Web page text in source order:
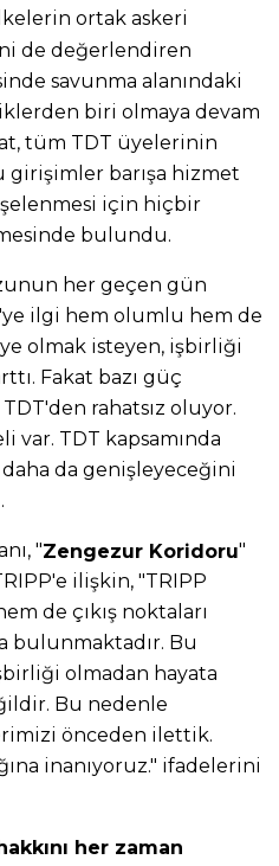
ortak askeri
de değerlendiren
savunma alanındaki
biri olmaya devam
tüm TDT üyelerinin
girişimler barışa hizmet
için hiçbir
bulundu.
her geçen gün
ilgi hem olumlu hem de
olmak isteyen, işbirliği
Fakat bazı güç
rahatsız oluyor.
var. TDT kapsamında
da genişleyeceğini
"Zengezur Koridoru"
ilişkin, "TRIPP
de çıkış noktaları
bulunmaktadır. Bu
olmadan hayata
Bu nedenle
önceden ilettik.
inanıyoruz." ifadelerini
her zaman